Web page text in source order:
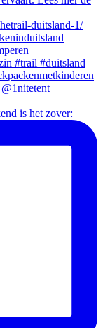
is het zover: